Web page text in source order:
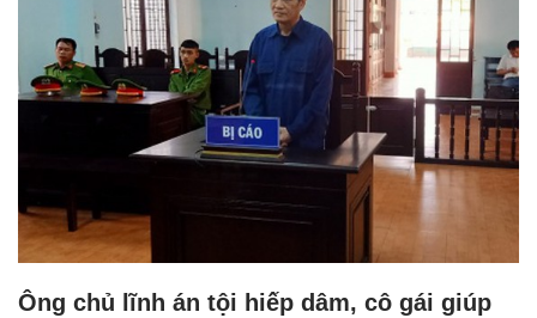
Ông chủ lĩnh án tội hiếp dâm, cô gái giúp